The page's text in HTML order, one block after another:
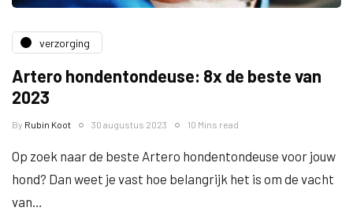
verzorging
Artero hondentondeuse: 8x de beste van
2023
By Rubin Koot 30 augustus 2023 10 Mins read
Op zoek naar de beste Artero hondentondeuse voor jouw
hond? Dan weet je vast hoe belangrijk het is om de vacht
van…